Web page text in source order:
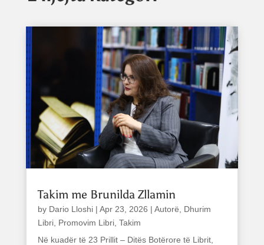
Takim me Brunilda Zllamin
by Dario Lloshi| Apr 23, 2026 | Autorë
Dhurim
Libri, Promovim Libri, Takim
Në kuadër të 23 Prillit – Ditës Botërore të Librit,